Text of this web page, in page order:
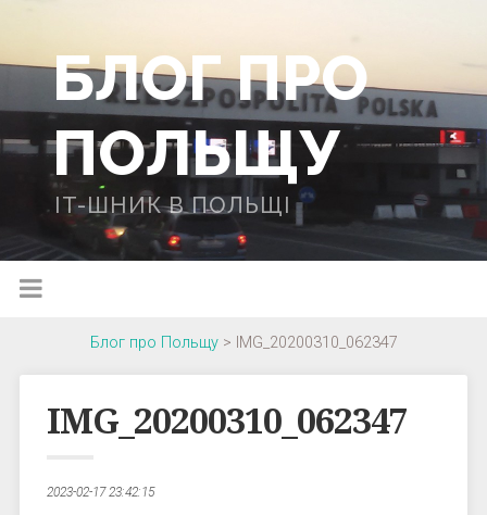
БЛОГ ПРО
ПОЛЬЩУ
IT-ШНИК В ПОЛЬЩІ
Блог про Польщу> IMG_20200310_062347
IMG_20200310_062347
2023-02-17 23:42:15